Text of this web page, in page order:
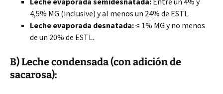
4,5% MG (inclusive) y al menos un 24% de ESTL.
Leche evaporada desnatada:≤ 1% MG y no menos
de un 20% de ESTL.
B) Leche condensada (con adición de
sacarosa):